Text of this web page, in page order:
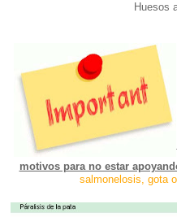
Huesos
motivos para no estar
salmonelosis, gota